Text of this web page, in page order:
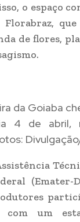
o espaço
de flores,
da Goiaba
4 de abril,
(Emater-
com um